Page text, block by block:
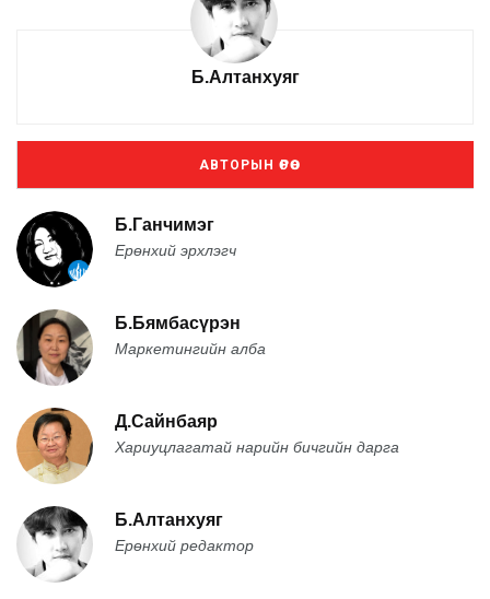
Б.Алтанхуяг
АВТОРЫН ӨРӨӨ
Б.Ганчимэг
Ерөнхий эрхлэгч
Б.Бямбасүрэн
Маркетингийн алба
Д.Сайнбаяр
Хариуцлагатай нарийн бичгийн дарга
Б.Алтанхуяг
Ерөнхий редактор